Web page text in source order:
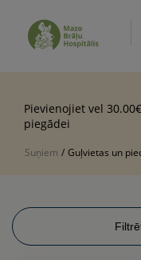
Pievienojiet vel
piegādei
Suņiem / Guļvietas un